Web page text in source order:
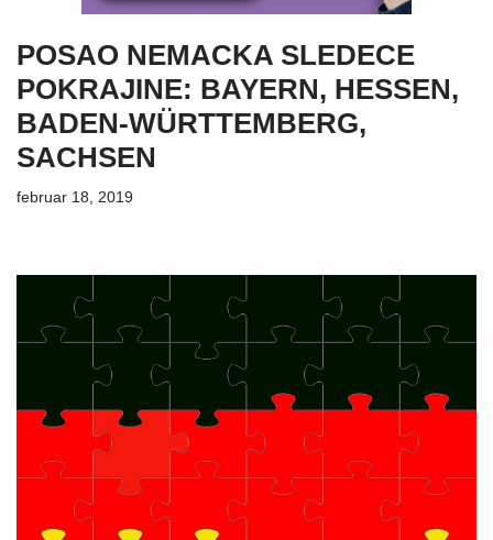
POSAO NEMACKA SLEDECE
POKRAJINE: BAYERN, HESSEN,
BADEN-WÜRTTEMBERG,
SACHSEN
februar 18, 2019